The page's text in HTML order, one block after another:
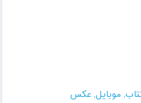
کتاب, موبایل, عکس